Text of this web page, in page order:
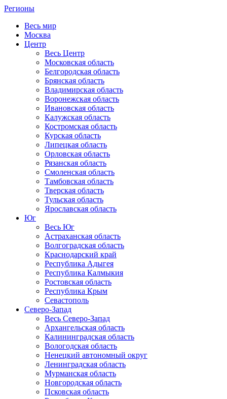
Регионы
Весь мир
Москва
Центр
Весь Центр
Московская область
Белгородская область
Брянская область
Владимирская область
Воронежская область
Ивановская область
Калужская область
Костромская область
Курская область
Липецкая область
Орловская область
Рязанская область
Смоленская область
Тамбовская область
Тверская область
Тульская область
Ярославская область
Юг
Весь Юг
Астраханская область
Волгоградская область
Краснодарский край
Республика Адыгея
Республика Калмыкия
Ростовская область
Республика Крым
Севастополь
Северо-Запад
Весь Северо-Запад
Архангельская область
Калининградская область
Вологодская область
Ненецкий автономный округ
Ленинградская область
Мурманская область
Новгородская область
Псковская область